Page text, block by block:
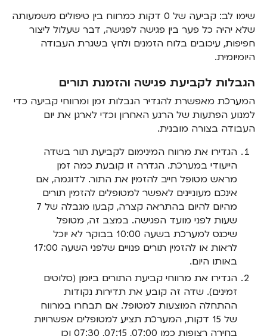
שימו לב: קביעה של 0 דקות כמרווח בין טיפולים משמעותה
שלא יהיה כל פער בין פגישה לפגישה, דבר שעלול ליצור
חפיפות, עיכובים בלוח הזמנים ולחץ בשגרת העבודה
היומיומית.
הגבלות לקביעת פגישה והזמנת תורים
המערכת מאפשרת להגדיר הגבלות זמן ומרווחי קביעה כדי
למנוע הפתעות של הרגע האחרון וכדי לארגן את יום
העבודה בצורה מובנית.
הגדירו את מרווח המינימום לקביעת תור בשדה
הייעודי במערכת. הגדרה זו קובעת כמה זמן
מראש מטופל חייב להזמין את התור. לדוגמה, אם
אינכם מעוניינים לאפשר למטופלים להזמין תורים
מהיום להיום בהתראה קצרה, קבעו מגבלה של 7
שעות לפני מועד הפגישה. במצב זה, מטופל
שיכנס למערכת בשעה 10:00 בבוקר לא יוכל
לראות או להזמין תורים פנויים שלפני השעה 17:00
באותו היום.
הגדירו את מרווחי קביעת התורים ביומן (סלוטים
זמינים). שדה זה קובע את תדירות נקודות
ההתחלה המוצעות למטופל. אם תבחרו במרווח
של 15 דקות, המערכת תציע למטופלים אפשרויות
בחירה רצופות כמו 07:00, 07:15, 07:30 וכן